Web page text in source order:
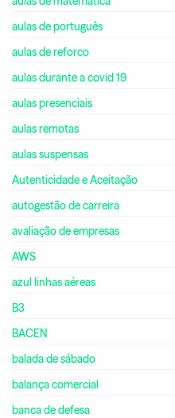
aulas de português
aulas de reforco
aulas durante a covid 19
aulas presenciais
aulas remotas
aulas suspensas
Autenticidade e Aceitação
autogestão de carreira
avaliação de empresas
AWS
azul linhas aéreas
B3
BACEN
balada de sábado
balança comercial
banca de defesa